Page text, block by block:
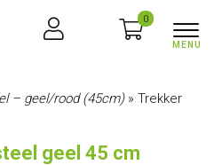
0
– geel/rood (45cm)» Trekker
geel 45 cm